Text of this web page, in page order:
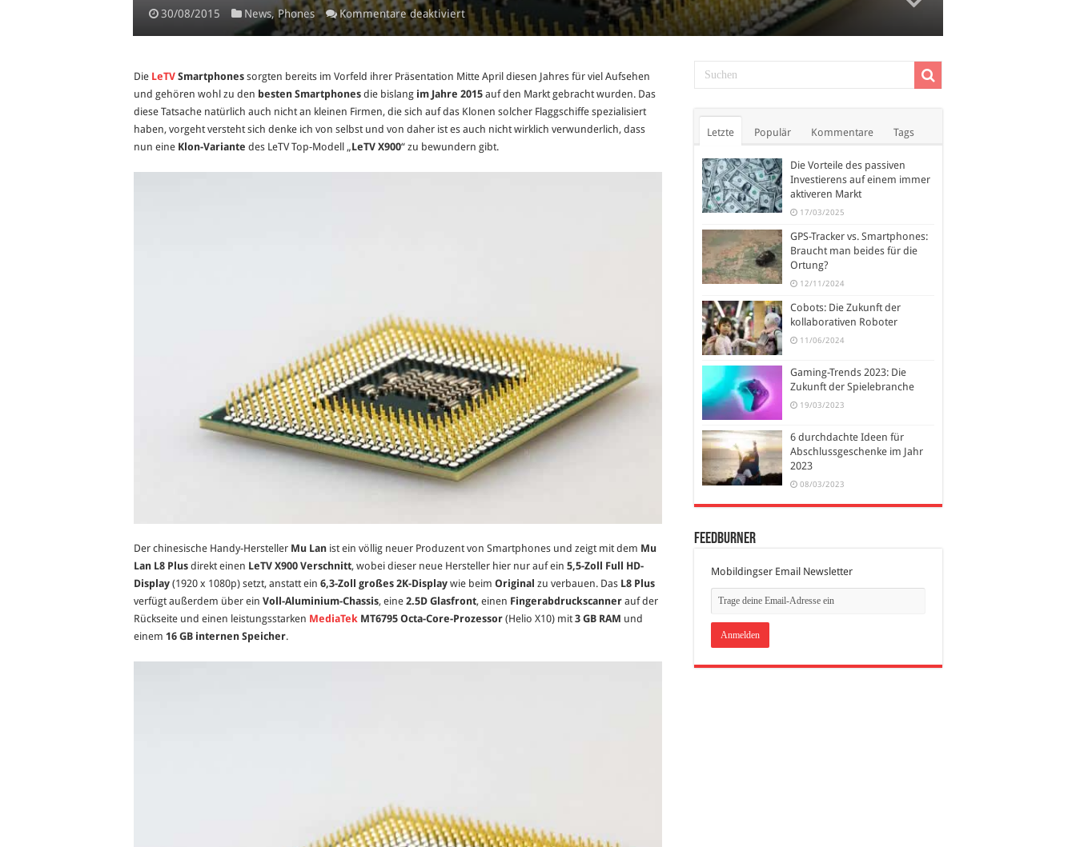
30/08/2015 News, Phones Kommentare deaktiviertfür
Mu
Plus
–
LeTV
X900
Klon
mit
Die LeTV Smartphones sorgten bereits im Vorfeld ihrer Präsentation Mitte April diesen Jahres für viel Aufsehen
und gehören wohl zu den besten Smartphones die bislang im Jahre 2015 auf den Markt gebracht wurden. Das
diese Tatsache natürlich auch nicht an kleinen Firmen, die sich auf das Klonen solcher Flaggschiffe spezialisiert
haben, vorgeht versteht sich denke ich von selbst und von daher ist es auch nicht wirklich verwunderlich, dass
nun eine Klon-Variante des LeTV Top-Modell „LeTV X900“ zu bewundern gibt.
Der chinesische Handy-Hersteller Mu Lan ist ein völlig neuer Produzent von Smartphones und zeigt mit dem Mu
Lan L8 Plus direkt einen LeTV X900 Verschnitt, wobei dieser neue Hersteller hier nur auf ein 5,5-Zoll Full HD-
Display (1920 x 1080p) setzt, anstatt ein 6,3-Zoll großes 2K-Display wie beim Original zu verbauen. Das L8 Plus
verfügt außerdem über ein Voll-Aluminium-Chassis, eine 2.5D Glasfront, einen Fingerabdruckscanner auf der
Rückseite und einen leistungsstarken MediaTek MT6795 Octa-Core-Prozessor (Helio X10) mit3 GB RAM und
einem 16 GB internen Speicher.
Letzte Populär Kommentare Tags
Die Vorteile des passiven
Investierens auf einem immer
aktiveren Markt
17/03/2025
GPS-Tracker vs. Smartphones:
Braucht man beides für die
Ortung?
12/11/2024
Cobots: Die Zukunft der
kollaborativen Roboter
11/06/2024
Gaming-Trends 2023: Die
Zukunft der Spielebranche
19/03/2023
6 durchdachte Ideen für
Abschlussgeschenke im Jahr
2023
08/03/2023
FeedBurner
Mobildingser Email Newsletter